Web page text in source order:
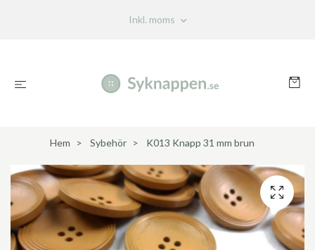
Inkl. moms
Hem Sybehör K013 Knapp 31 mm brun